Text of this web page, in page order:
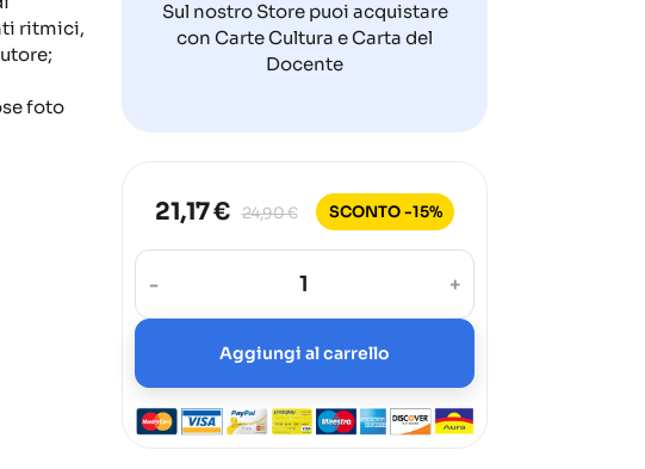
ritmici,
foto
Sul nostro Store puoi acquistare
con Carte Cultura e Carta del
Docente
21,17 € 24,90 € SCONTO -15%
- +
Aggiungi al carrello